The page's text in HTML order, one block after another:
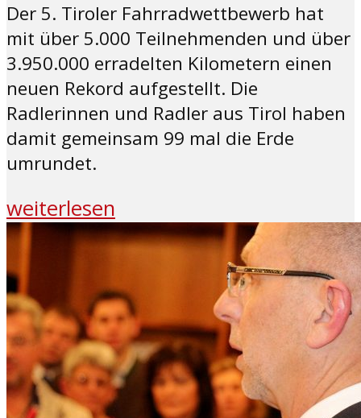
Der 5. Tiroler Fahrradwettbewerb hat
mit über 5.000 Teilnehmenden und über
3.950.000 erradelten Kilometern einen
neuen Rekord aufgestellt. Die
Radlerinnen und Radler aus Tirol haben
damit gemeinsam 99 mal die Erde
umrundet.
weiterlesen